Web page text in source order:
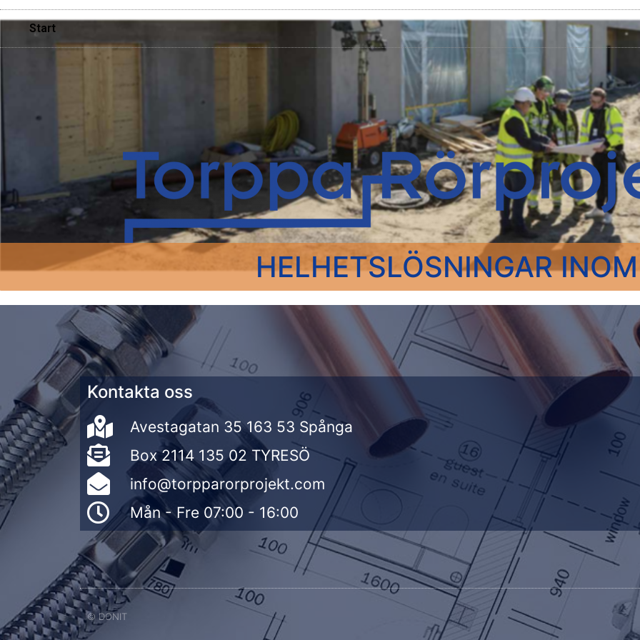
Start
HELHETSLÖSNINGAR
Kontakta oss
Avestagatan 35 163 53 Spånga
Box 2114 135 02 TYRESÖ
info@torpparorprojekt.com
Mån - Fre 07:00 - 16:00
© DONIT